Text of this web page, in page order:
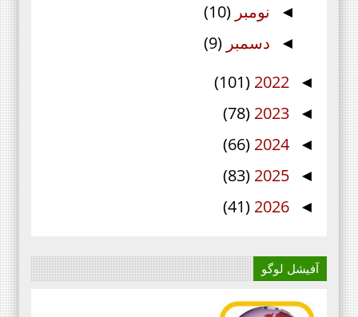
◄ نومبر (10)
◄ دسمبر (9)
◄
2022
(101)
◄
2023
(78)
◄
2024
(66)
◄
2025
(83)
◄
2026
(41)
آفیشل لوگو